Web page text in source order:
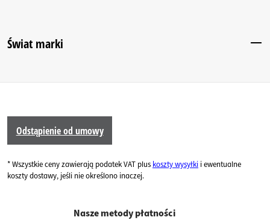
Świat marki
Odstąpienie od umowy
* Wszystkie ceny zawierają podatek VAT plus koszty wysyłki i ewentualne
koszty dostawy, jeśli nie określono inaczej.
Nasze metody płatności